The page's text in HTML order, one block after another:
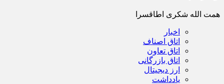
همت الله شکری اطاقسرا
اخبار
اتاق اصناف
اتاق تعاون
اتاق بازرگانی
ارز دیجیتال
یادداشت